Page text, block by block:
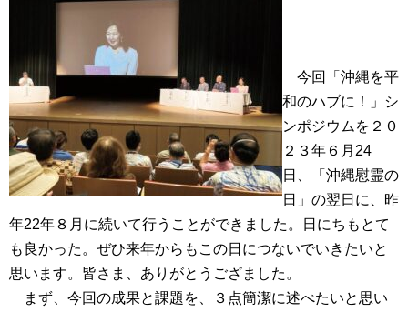
今回「沖縄を平
和のハブに！」シ
ンポジウムを２０
２３年６月24
日、「沖縄慰霊の
日」の翌日に、昨
年22年８月に続いて行うことができました。日にちもとて
も良かった。ぜひ来年からもこの日につないでいきたいと
思います。皆さま、ありがとうござました。
まず、今回の成果と課題を、３点簡潔に述べたいと思い